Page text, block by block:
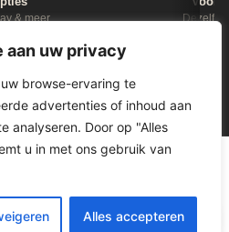
aan uw privacy
browse-ervaring te
advertenties of inhoud aan
analyseren. Door op "Alles
u in met ons gebruik van
Alles accepteren
& meer
LENEN KOST GELD
D-Fokker